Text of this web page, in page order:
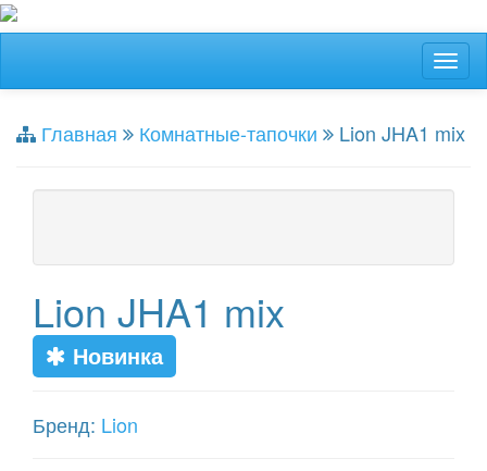
Главная Комнатные-тапочки Lion JHA1 mix
Lion JHA1 mix
Новинка
Бренд: Lion